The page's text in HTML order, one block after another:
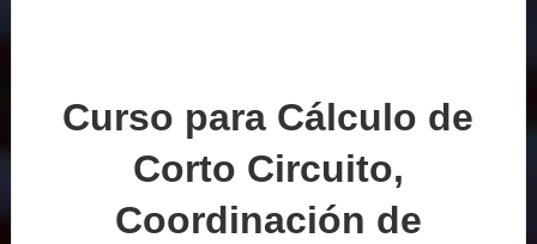
Curso para Cálculo de
Corto Circuito,
Coordinación de